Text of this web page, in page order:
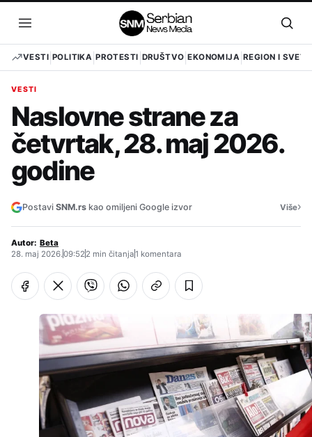
sadržaj
Otvori
meni
VESTI POLITIKA PROTESTI DRUŠTVO EKONOMIJA REGION I SVET
VESTI
Naslovne strane za
četvrtak, 28. maj 2026.
godine
Postavi SNM.rs kao omiljeni Google izvor Više›
Autor: Beta
28. maj 2026.09:52 2 min čitanja1 komentara